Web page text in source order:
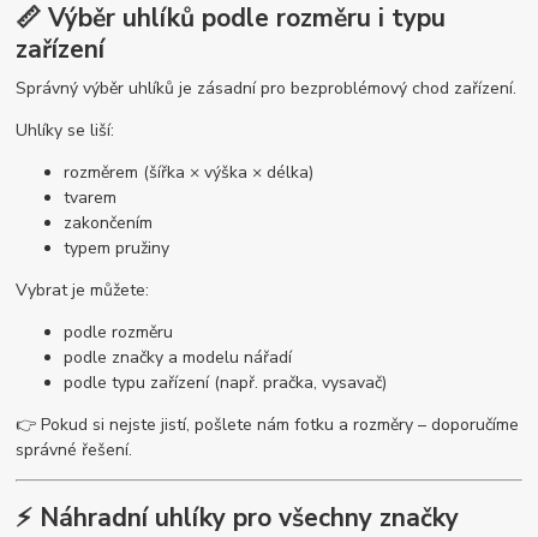
📏 Výběr uhlíků podle rozměru i typu
zařízení
Správný výběr uhlíků je zásadní pro bezproblémový chod zařízení.
Uhlíky se liší:
rozměrem (šířka × výška × délka)
tvarem
zakončením
typem pružiny
Vybrat je můžete:
podle rozměru
podle značky a modelu nářadí
podle typu zařízení (např. pračka, vysavač)
👉 Pokud si nejste jistí, pošlete nám fotku a rozměry – doporučíme
správné řešení.
⚡ Náhradní uhlíky pro všechny značky